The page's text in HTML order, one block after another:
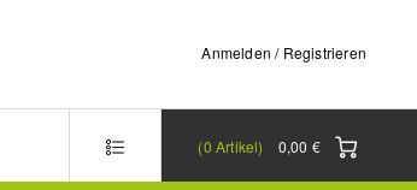
Anmelden / Registrieren
0,00 €
0 Artikel